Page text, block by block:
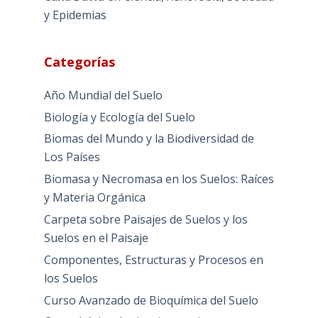
y Epidemias
Categorías
Año Mundial del Suelo
Biología y Ecología del Suelo
Biomas del Mundo y la Biodiversidad de
Los Países
Biomasa y Necromasa en los Suelos: Raíces
y Materia Orgánica
Carpeta sobre Paisajes de Suelos y los
Suelos en el Paisaje
Componentes, Estructuras y Procesos en
los Suelos
Curso Avanzado de Bioquímica del Suelo